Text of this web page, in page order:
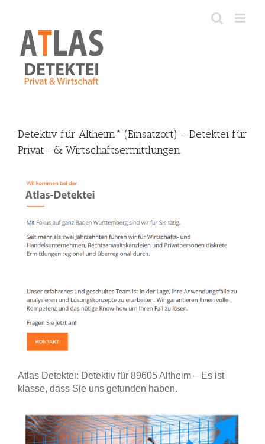
content
Detektiv für Altheim* (Einsatzort) – Detektei für
Privat- & Wirtschaftsermittlungen
Atlas Detektei: Detektiv für 89605 Altheim – Es ist
klasse, dass Sie uns gefunden haben.